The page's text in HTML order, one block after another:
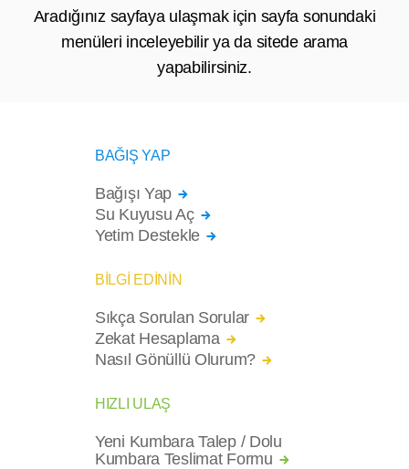
Aradığınız sayfaya ulaşmak için sayfa sonundaki
menüleri inceleyebilir ya da sitede arama
yapabilirsiniz.
BAĞIŞ YAP
Bağışı Yap
Su Kuyusu Aç
Yetim Destekle
BİLGİ EDİNİN
Sıkça Sorulan Sorular
Zekat Hesaplama
Nasıl Gönüllü Olurum?
HIZLI ULAŞ
Yeni Kumbara Talep / Dolu
Kumbara Teslimat Formu